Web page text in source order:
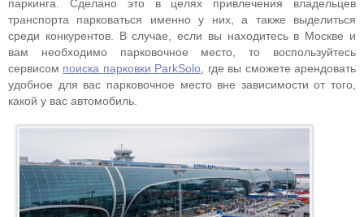
паркинга. Сделано это в целях привлечения владельцев
транспорта парковаться именно у них, а также выделиться
среди конкурентов. В случае, если вы находитесь в Москве и
вам необходимо парковочное место, то воспользуйтесь
сервисом поиска парковки ParkSolo , где вы сможете арендовать
удобное для вас парковочное место вне зависимости от того,
какой у вас автомобиль.